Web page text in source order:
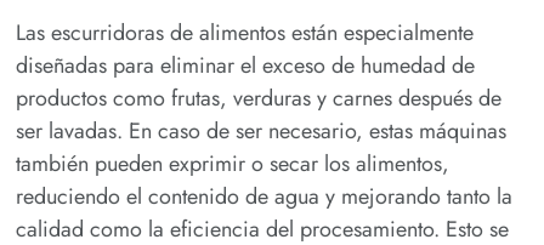
Las escurridoras de alimentos están especialmente
diseñadas para eliminar el exceso de humedad de
productos como frutas, verduras y carnes después de
ser lavadas. En caso de ser necesario, estas máquinas
también pueden exprimir o secar los alimentos,
reduciendo el contenido de agua y mejorando tanto la
calidad como la eficiencia del procesamiento. Esto se